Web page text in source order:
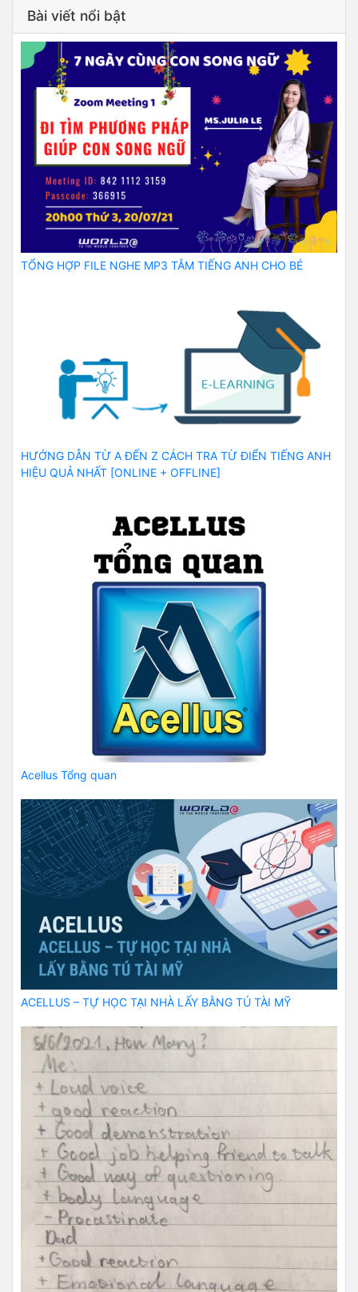
Bài viết nổi bật
TỔNG HỢP FILE NGHE MP3 TẮM TIẾNG ANH CHO BÉ
HƯỚNG DẪN TỪ A ĐẾN Z CÁCH TRA TỪ ĐIỂN TIẾNG ANH
HIỆU QUẢ NHẤT [ONLINE + OFFLINE]
Acellus Tổng quan
ACELLUS – TỰ HỌC TẠI NHÀ LẤY BẰNG TÚ TÀI MỸ